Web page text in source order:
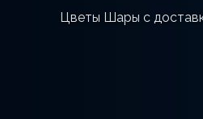
Цветы Шары с